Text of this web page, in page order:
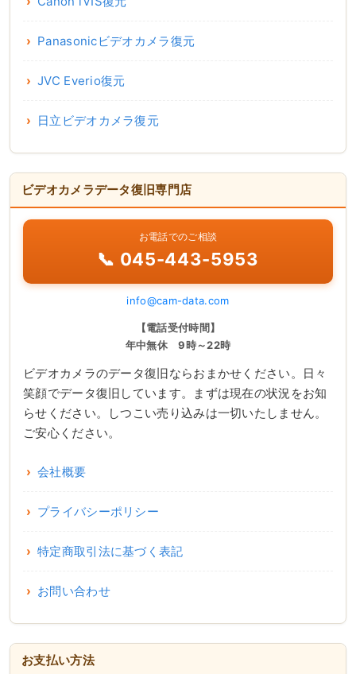
Panasonicビデオカメラ復元
JVC Everio復元
日立ビデオカメラ復元
ビデオカメラデータ復旧専門店
お電話でのご相談
📞 045-443-5953
info@cam-data.com
【電話受付時間】
年中無休 9時～22時
ビデオカメラのデータ復旧ならおまかせください。日々
笑顔でデータ復旧しています。まずは現在の状況をお知
らせください。しつこい売り込みは一切いたしません。
ご安心ください。
会社概要
プライバシーポリシー
特定商取引法に基づく表記
お問い合わせ
お支払い方法